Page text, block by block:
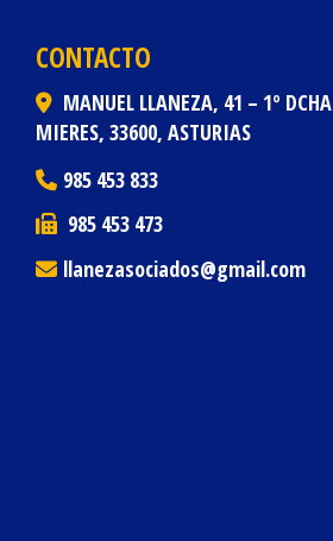
CONTACTO
MANUEL LLANEZA, 41 – 1º DCHA
MIERES, 33600, ASTURIAS
985 453 833
985 453 473
llanezasociados
gmail.com